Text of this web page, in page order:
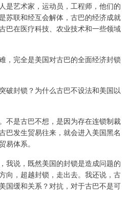
是艺术家，运动员，工程师，他们的
苏联和经互会解体，古巴的经济成就
巴在医疗科技、农业技术和一些领域
，完全是美国对古巴的全面经济封锁
破封锁？为什么古巴不设法和美国以
不是古巴不想，是因为存在连锁制裁
巴发生贸易往来，就会进入美国黑名
易体系。
我说，既然美国的封锁是造成问题的
向，超越封锁，走出去。我还说，古
国缓和关系？对抗，对于古巴不是可